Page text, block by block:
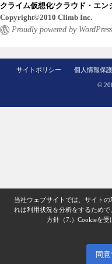
クライム仮想化/クラウド・エン
Copyright©2010 Climb Inc.
Proudly powered by
サイトポリシー 個人情報保
©
当社ウェブサイトでは、サイト
れは利用状況を分析をするためで
方針（7.） Cookieを受
同